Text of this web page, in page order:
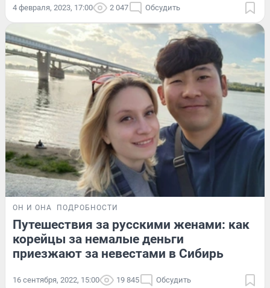
4 февраля, 2023, 17:00 2 047 Обсудить
ОН И ОНА ПОДРОБНОСТИ
Путешествия за русскими женами: как
корейцы за немалые деньги
приезжают за невестами в Сибирь
16 сентября, 2022, 15:00 19 845 Обсудить